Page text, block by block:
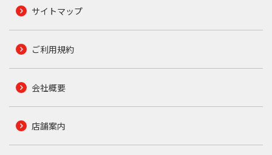
サイトマップ
ご利用規約
会社概要
店舗案内